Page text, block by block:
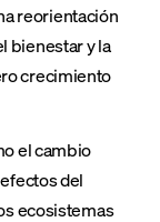
reorientación
bienestar y la
crecimiento
el cambio
del
ecosistemas